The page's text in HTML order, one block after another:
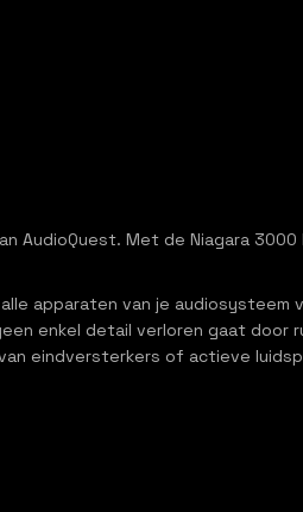
AudioQuest. Met de Niagara
apparaten van je
enkel detail verloren gaat door
eindversterkers of actieve